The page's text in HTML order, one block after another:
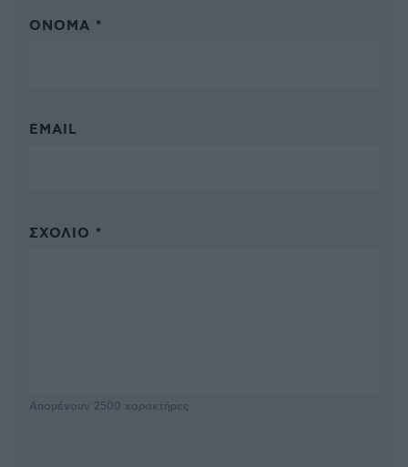
ΌΝΟΜΑ *
EMAIL
ΣΧΌΛΙΟ *
Απομένουν 2500 χαρακτήρες